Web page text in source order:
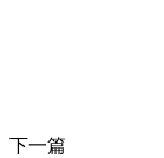
下一篇